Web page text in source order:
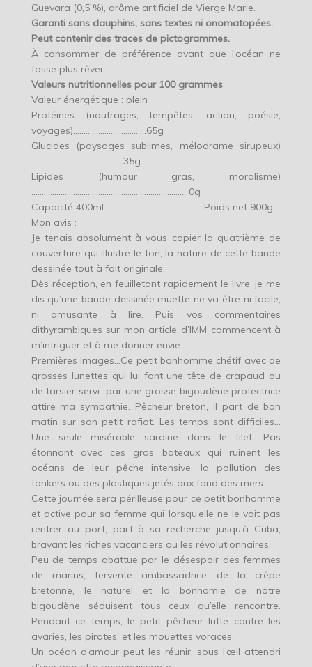
Guevara (0,5 %), arôme artificiel de Vierge Marie.
Garanti sans dauphins, sans textes ni onomatopées.
Peut contenir des traces de pictogrammes.
À consommer de préférence avant que l’océan ne
fasse plus rêver.
Valeurs nutritionnelles pour 100 grammes
Valeur énergétique : plein
Protéines (naufrages, tempêtes, action, poésie,
voyages)……………………………..65g
Glucides (paysages sublimes, mélodrame sirupeux)
……………………………………..35g
Lipides (humour gras, moralisme)
……………………………………………………………….. 0g
Capacité 400ml Poids net 900g
Mon avis :
Je tenais absolument à vous copier la quatrième de
couverture qui illustre le ton, la nature de cette bande
dessinée tout à fait originale.
Dès réception, en feuilletant rapidement le livre, je me
dis qu’une bande dessinée muette ne va être ni facile,
ni amusante à lire. Puis vos commentaires
dithyrambiques sur mon article d’IMM commencent à
m’intriguer et à me donner envie.
Premières images…Ce petit bonhomme chétif avec de
grosses lunettes qui lui font une tête de crapaud ou
de tarsier servi par une grosse bigoudène protectrice
attire ma sympathie. Pêcheur breton, il part de bon
matin sur son petit rafiot. Les temps sont difficiles…
Une seule misérable sardine dans le filet. Pas
étonnant avec ces gros bateaux qui ruinent les
océans de leur pêche intensive, la pollution des
tankers ou des plastiques jetés aux fond des mers.
Cette journée sera périlleuse pour ce petit bonhomme
et active pour sa femme qui lorsqu’elle ne le voit pas
rentrer au port, part à sa recherche jusqu’à Cuba,
bravant les riches vacanciers ou les révolutionnaires.
Peu de temps abattue par le désespoir des femmes
de marins, fervente ambassadrice de la crêpe
bretonne, le naturel et la bonhomie de notre
bigoudène séduisent tous ceux qu’elle rencontre.
Pendant ce temps, le petit pêcheur lutte contre les
avaries, les pirates, et les mouettes voraces.
Un océan d’amour peut les réunir, sous l’œil attendri